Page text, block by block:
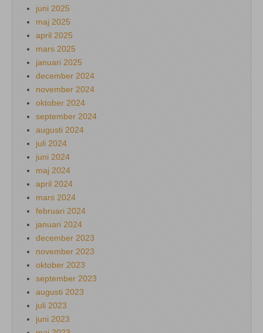
juni 2025
maj 2025
april 2025
mars 2025
januari 2025
december 2024
november 2024
oktober 2024
september 2024
augusti 2024
juli 2024
juni 2024
maj 2024
april 2024
mars 2024
februari 2024
januari 2024
december 2023
november 2023
oktober 2023
september 2023
augusti 2023
juli 2023
juni 2023